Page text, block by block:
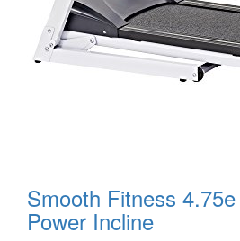
Smooth Fitness
Power Incline